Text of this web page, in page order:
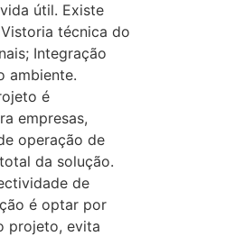
útil. Existe
técnica do
Integração
ambiente.
é
empresas,
operação de
da solução.
de
é optar por
projeto, evita